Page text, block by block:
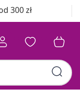
Darmowa dostawa od 300 zł